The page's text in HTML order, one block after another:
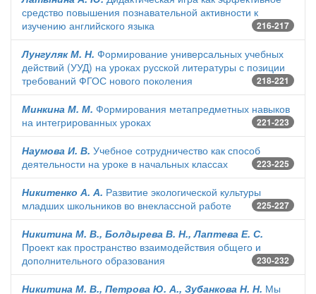
средство повышения познавательной активности к
изучению английского языка
216-217
Лунгуляк М. Н. Формирование универсальных учебных
действий (УУД) на уроках русской литературы с позиции
требований ФГОС нового поколения
218-221
Минкина М. М. Формирования метапредметных навыков
на интегрированных уроках
221-223
Наумова И. В. Учебное сотрудничество как способ
деятельности на уроке в начальных классах
223-225
Никитенко А. А. Развитие экологической культуры
младших школьников во внеклассной работе
225-227
Никитина М. В., Болдырева В. Н., Лаптева Е. С.
Проект как пространство взаимодействия общего и
дополнительного образования
230-232
Никитина М. В., Петрова Ю. А., Зубанкова Н. Н. Мы